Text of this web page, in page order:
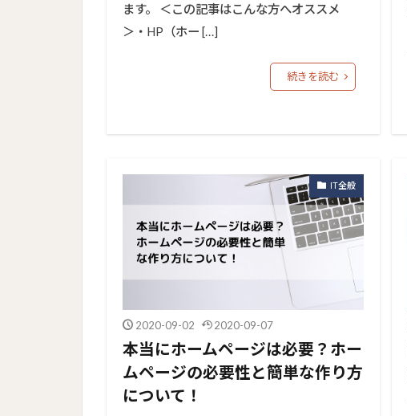
ます。 ＜この記事はこんな方へオススメ
＞・HP（ホー […]
続きを読む
IT全般
2020-09-02 2020-09-07
本当にホームページは必要？ホー
ムページの必要性と簡単な作り方
について！